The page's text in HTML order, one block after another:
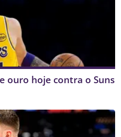
ouro hoje contra o Suns